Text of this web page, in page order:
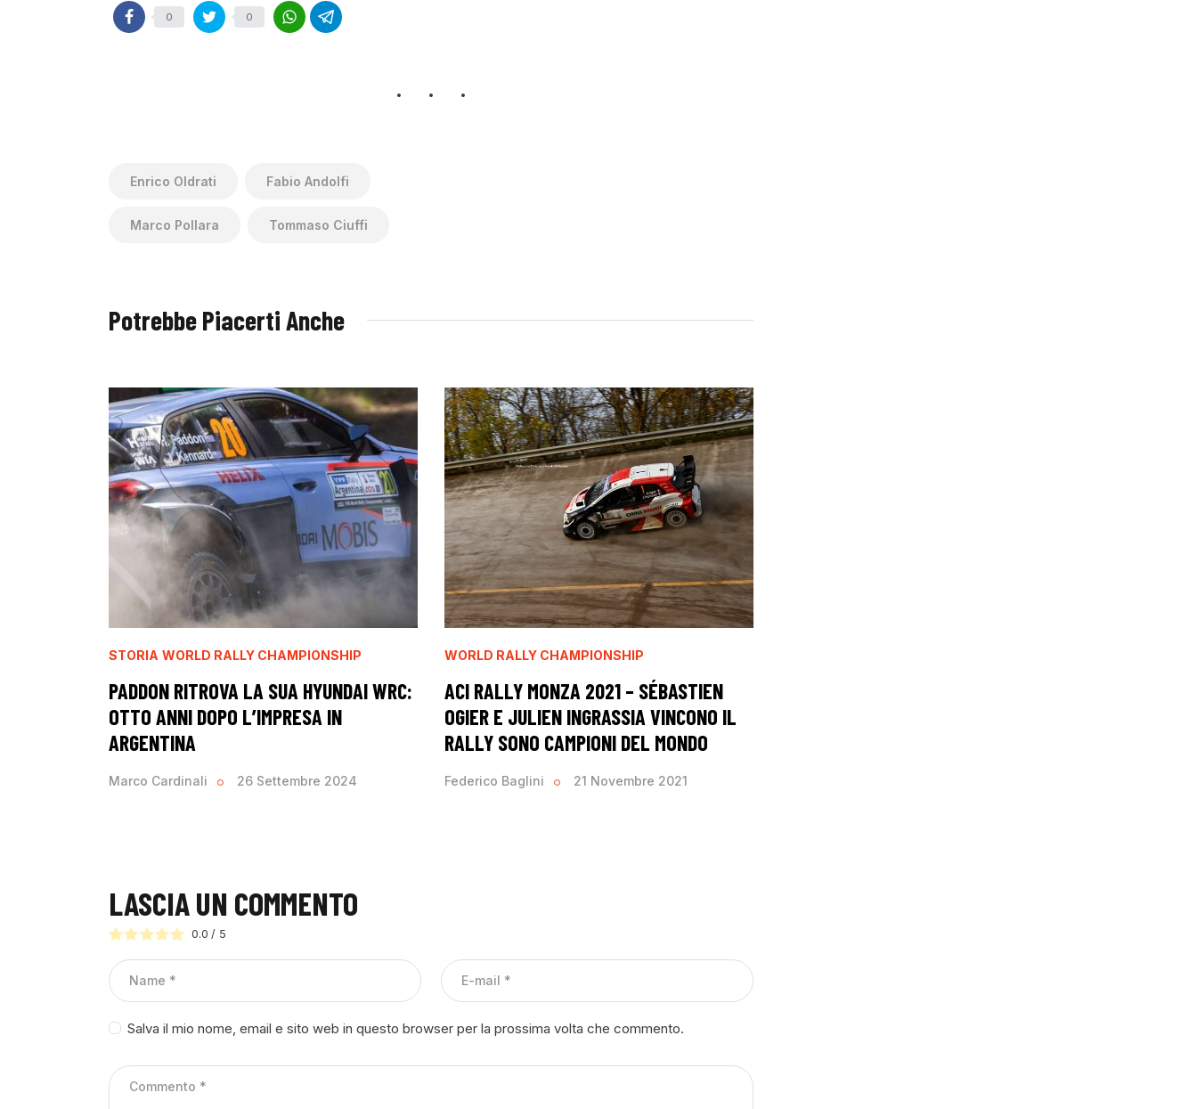
0 0
Enrico Oldrati Fabio Andolfi
Marco Pollara Tommaso Ciuffi
Potrebbe Piacerti Anche
STORIA WORLD RALLY CHAMPIONSHIP
PADDON RITROVA LA SUA HYUNDAI WRC:
OTTO ANNI DOPO L’IMPRESA IN
ARGENTINA
Marco Cardinali 26 Settembre 2024
WORLD RALLY CHAMPIONSHIP
ACI RALLY MONZA 2021 – SÉBASTIEN
OGIER E JULIEN INGRASSIA VINCONO IL
RALLY SONO CAMPIONI DEL MONDO
Federico Baglini 21 Novembre 2021
LASCIA UN COMMENTO
0.0 / 5
Salva il mio nome, email e sito web in questo browser per la prossima volta che commento.